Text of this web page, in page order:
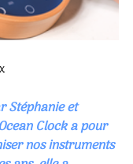
Stéphanie et
Clock a pour
nos instruments